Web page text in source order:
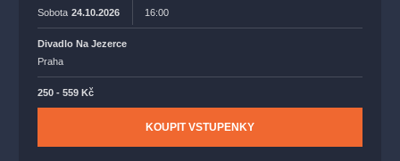
Sobota 24.10.2026 16:00
Divadlo Na Jezerce
Praha
250 - 559 Kč
KOUPIT VSTUPENKY